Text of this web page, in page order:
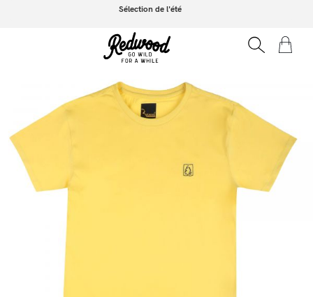
Sélection de l'été